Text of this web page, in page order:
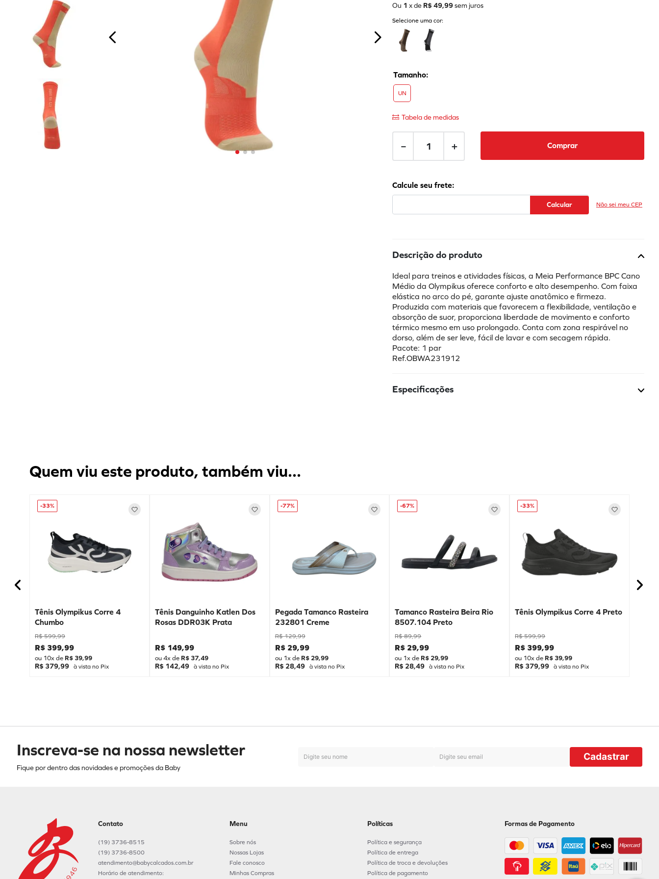
Ou 1 x de R$ 49,99sem juros
Selecione uma cor:
UN
Tabela de medidas
＋
－ Comprar
Não sei meu CEP
Descrição do produto
Ideal para treinos e atividades físicas, a Meia Performance BPC Cano
Médio da Olympikus oferece conforto e alto desempenho. Com faixa
elástica no arco do pé, garante ajuste anatômico e firmeza.
Produzida com materiais que favorecem a flexibilidade, ventilação e
absorção de suor, proporciona liberdade de movimento e conforto
térmico mesmo em uso prolongado. Conta com zona respirável no
dorso, além de ser leve, fácil de lavar e com secagem rápida.
Pacote: 1 par
Ref.OBWA231912
Especificações
Quem viu este produto, também viu...
-33%
Tênis Olympikus Corre 4
Chumbo
R$ 599,99
R$ 399,99
ou 10x de R$ 39,99
R$ 379,99 à vista no Pix
Tênis Danguinho Katlen Dos
Rosas DDR03K Prata
R$ 149,99
ou4x de R$ 37,49
R$ 142,49 à vista no Pix
-77%
Pegada Tamanco Rasteira
232801 Creme
R$ 129,99
R$ 29,99
ou 1x de R$ 29,99
R$ 28,49 à vista no Pix
-67%
Tamanco Rasteira Beira Rio
8507.104 Preto
R$ 89,99
R$ 29,99
ou 1x de R$ 29,99
R$ 28,49 à vista no Pix
-33%
Tênis Olympikus Corre 4 Preto
R$ 599,99
R$ 399,99
ou 10x de R$ 39,99
R$ 379,99 à vista no Pix
Inscreva-se na nossa newsletter
Fique por dentro das novidades e promoções da Baby
Cadastrar
Contato
(19) 3736-8515
(19) 3736-8500
atendimento@babycalcados.com.br
Horário de atendimento:
Menu
Sobre nós
Nossas Lojas
Fale conosco
Minhas Compras
Políticas
Política e segurança
Política de entrega
Política de troca e devoluções
Política de pagamento
Formas de Pagamento